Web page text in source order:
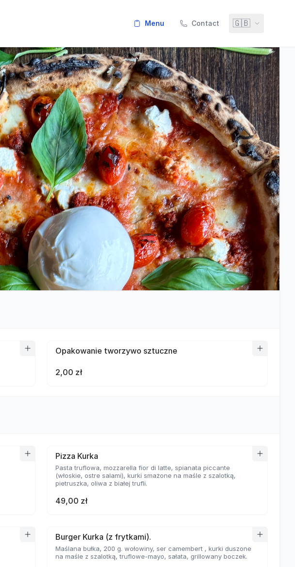
menu Contact 🇬🇧
Opakowanie tworzywo sztuczne
2,00 zł
Pizza Kurka
Pasta truflowa, mozzarella fior di latte, spianata piccante
(włoskie, ostre salami), kurki smażone na maśle z szalotką,
pietruszka, oliwa z białej trufli.
49,00 zł
Burger Kurka (z frytkami).
Maślana bułka, 200 g. wołowiny, ser camembert , kurki duszone
na maśle z szalotką, truflowe-mayo, sałata, grillowany boczek.